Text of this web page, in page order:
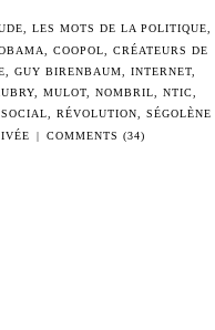
LES MOTS DE LA POLITIQUE
,COOPOL ,CRÉATEURS DE
GUY BIRENBAUM INTERNET
, MULOT, NOMBRIL NTIC
RÉVOLUTION
SÉGOLÈNE
| COMMENTS (34)